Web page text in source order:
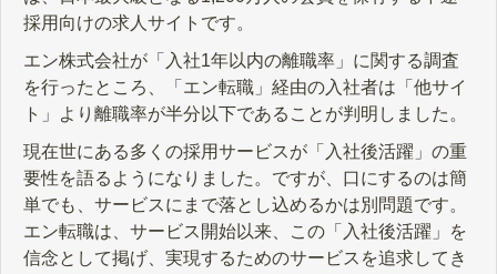
採用向けの求人サイトです。
エン株式会社が「入社1年以内の離職率」に関する調査
を行ったところ、「エン転職」経由の入社者は「他サイ
ト」より離職率が半分以下であることが判明しました。
現在世にある多くの採用サービスが「入社後活躍」の重
要性を語るようになりました。ですが、口にするのは簡
単でも、サービスにまで落とし込めるかは別問題です。
エン転職は、サービス開始以来、この「入社後活躍」を
信念として掲げ、実現するためのサービスを追求してき